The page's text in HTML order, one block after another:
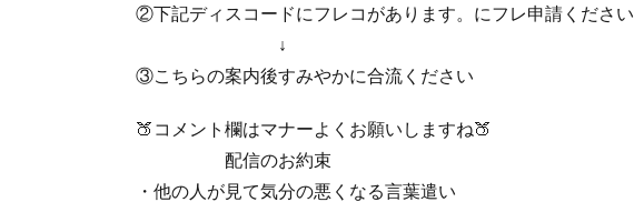
②下記ディスコードにフレコがあります。にフレ申請ください
↓
③こちらの案内後すみやかに合流ください
🍑コメント欄はマナーよくお願いしますね🍑
配信のお約束
・他の人が見て気分の悪くなる言葉遣い